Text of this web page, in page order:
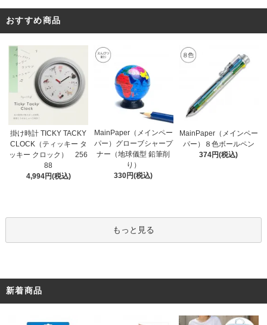
おすすめ商品
掛け時計 TICKY TACKY
CLOCK（ティッキー タ
ッキー クロック） 256
88
4,994円(税込)
MainPaper（メインペー
パー）グローブシャープ
ナー（地球儀型 鉛筆削
り）
330円(税込)
MainPaper（メインペー
パー）８色ボールペン
374円(税込)
もっと見る
新着商品